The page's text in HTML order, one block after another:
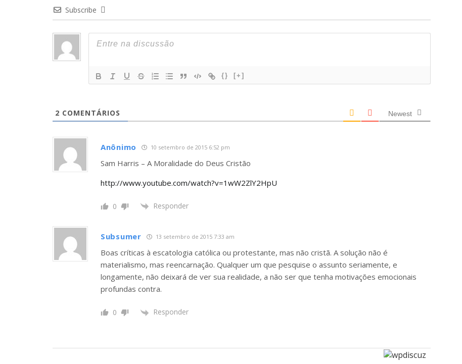
Subscribe
{} [+]
2 COMENTÁRIOS Newest
Anônimo 10 setembro de 2015 6:52 pm
Sam Harris – A Moralidade do Deus Cristão
http://www.youtube.com/watch?v=1wW2ZlY2HpU
0 Responder
Subsumer 13 setembro de 2015 7:33 am
Boas críticas à escatologia católica ou protestante, mas não cristã. A solução não é
materialismo, mas reencarnação. Qualquer um que pesquise o assunto seriamente, e
longamente, não deixará de ver sua realidade, a não ser que tenha motivações emocionais
profundas contra.
0 Responder